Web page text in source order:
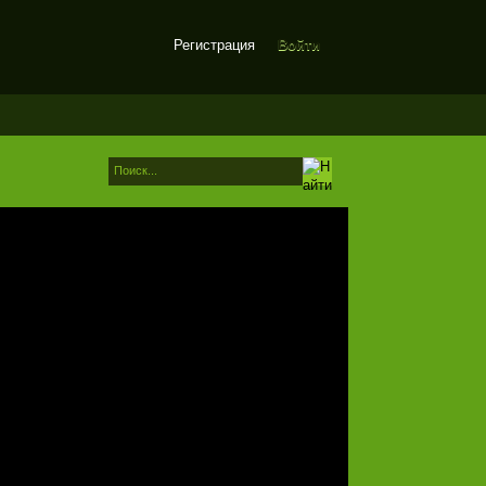
Регистрация Войти